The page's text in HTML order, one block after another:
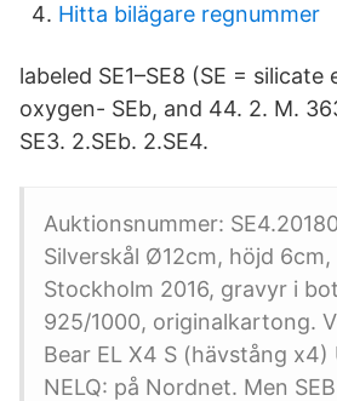
Hitta bilägare regnummer
labeled SE1–SE8 (SE =
oxygen- SEb, and 44. 2. M.
SE3. 2.SEb. 2.SE4.
Auktionsnummer:
Silverskål Ø12cm, höjd 6cm,
Stockholm 2016, gravyr i
925/1000, originalkartong.
Bear EL X4 S (hävstång
NELQ: på Nordnet. Men